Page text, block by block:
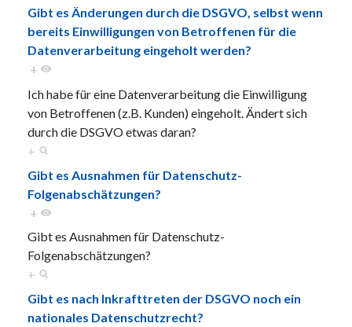
Gibt es Änderungen durch die DSGVO, selbst wenn
bereits Einwilligungen von Betroffenen für die
Datenverarbeitung eingeholt werden?
+
Ich habe für eine Datenverarbeitung die Einwilligung
von Betroffenen (z.B. Kunden) eingeholt. Ändert sich
durch die DSGVO etwas daran?
+
Gibt es Ausnahmen für Datenschutz-
Folgenabschätzungen?
+
Gibt es Ausnahmen für Datenschutz-
Folgenabschätzungen?
+
Gibt es nach Inkrafttreten der DSGVO noch ein
nationales Datenschutzrecht?